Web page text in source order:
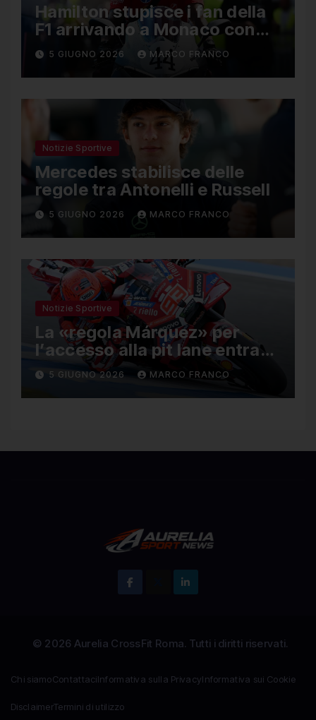
Hamilton stupisce i fan della
F1 arrivando a Monaco con
una Ducati in edizione
limitata
5 GIUGNO 2026 MARCO FRANCO
Notizie Sportive
Mercedes stabilisce delle
regole tra Antonelli e Russell
5 GIUGNO 2026 MARCO FRANCO
Notizie Sportive
La «regola Márquez» per
l’accesso alla pit lane entra
ufficialmente a far parte del
regolamento della MotoGP
5 GIUGNO 2026 MARCO FRANCO
Chi siamoContattaciInformativa sulla PrivacyInformativa sui Cookie
DisclaimerTermini di utilizzo